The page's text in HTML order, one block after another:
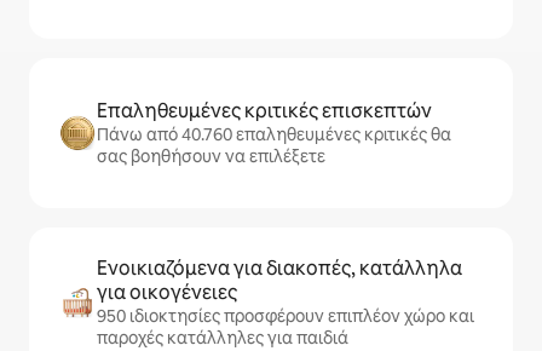
Επαληθευμένες κριτικές επισκεπτών
Πάνω από 40.760 επαληθευμένες κριτικές θα
σας βοηθήσουν να επιλέξετε
Ενοικιαζόμενα για διακοπές, κατάλληλα
για οικογένειες
950 ιδιοκτησίες προσφέρουν επιπλέον χώρο και
παροχές κατάλληλες για παιδιά